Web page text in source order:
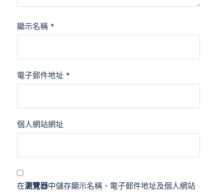
顯示名稱 *
電子郵件地址 *
個人網站網址
在瀏覽器中儲存顯示名稱、電子郵件地址及個人網站